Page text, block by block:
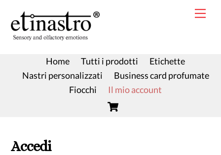
content
content
Home Tutti i prodotti
Etichette
Nastri personalizzati
Business card profumate
Fiocchi
Il mio account
Accedi